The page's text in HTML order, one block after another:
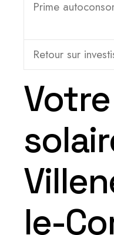
Prime
Retour sur
le-